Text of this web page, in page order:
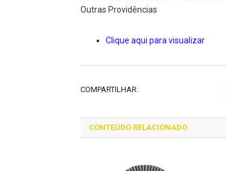
Outras Providências
Clique aqui para visualizar
COMPARTILHAR:
CONTEÚDO RELACIONADO